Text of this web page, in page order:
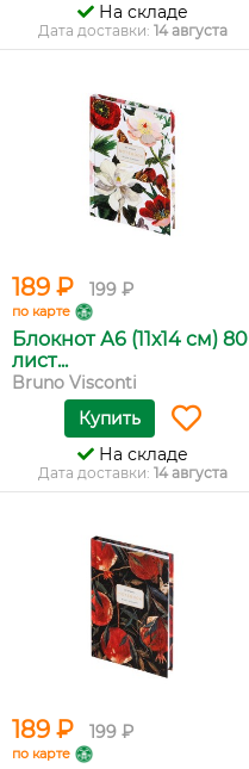
На складе
Дата доставки: 14 августа
189 ₽ 199 ₽
по карте
Блокнот А6 (11х14 см) 80
лист...
Bruno Visconti
Купить
На складе
Дата доставки: 14 августа
189 ₽ 199 ₽
по карте